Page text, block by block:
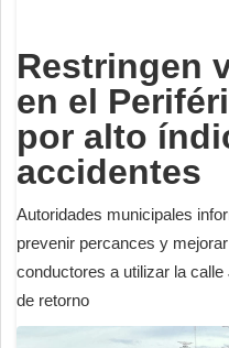
Restringen
en el
por alto
accidentes
Autoridades municipales
prevenir percances y
conductores a utilizar la
de retorno